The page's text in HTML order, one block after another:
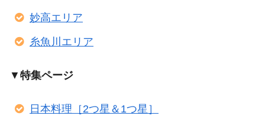
妙高エリア
糸魚川エリア
▼ 特集ページ
日本料理［2つ星＆1つ星］